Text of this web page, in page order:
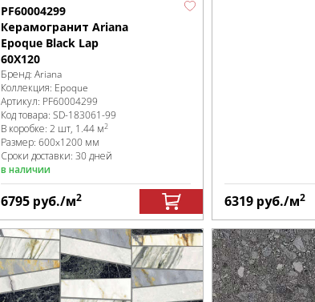
PF60004299
Керамогранит Ariana
Epoque Black Lap
60X120
Бренд:Ariana
Коллекция: Epoque
Артикул: PF60004299
Код товара:SD-183061-99
В коробке:2 шт, 1.44 м2
Размер:600x1200 мм
Сроки доставки: 30 дней
в наличии
6795 руб./м2 6319 руб./м2